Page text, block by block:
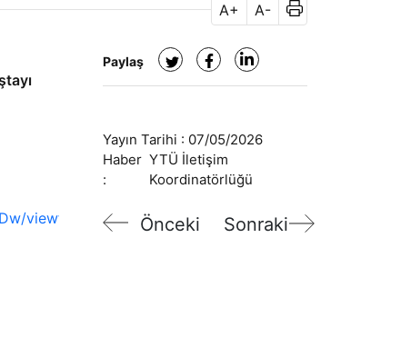
A+ A-
viewform
Paylaş
Yayın Tarihi : 07/05/2026
Haber
:
YTÜ İletişim
Koordinatörlüğü
Önceki Sonraki